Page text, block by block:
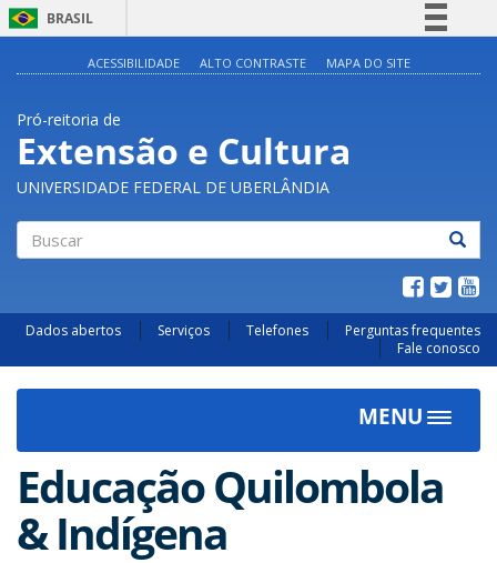
BRASIL
Acesso à informação
Legislação
Canais
ACESSIBILIDADE ALTO CONTRASTE MAPA DO SITE
Pró-reitoria de
Extensão e Cultura
UNIVERSIDADE FEDERAL DE UBERLÂNDIA
Dados abertos Serviços Telefones
Perguntas frequentes
Fale conosco
MENU
Toggle
Educação Quilombola
& Indígena